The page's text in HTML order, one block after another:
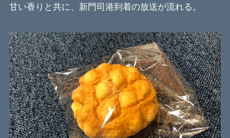
甘い香りと共に、新門司港到着の放送が流れる。